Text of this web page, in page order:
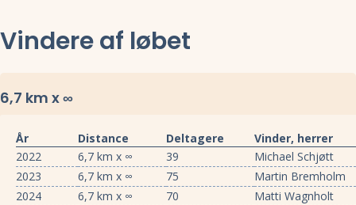
Vindere af løbet
6,7 km x ∞
År Distance Deltagere
Vinder, herrer
2022
6,7 km x ∞ 39
Michael Schjøtt
2023
6,7 km x ∞ 75
Martin Bremholm
2024
6,7 km x ∞ 70
Matti Wagnholt